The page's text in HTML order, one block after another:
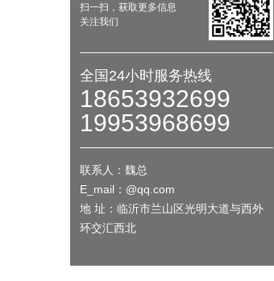
扫一扫，获取更多信息
关注我们
全国24小时服务热线
18653932699
19953968699
联系人：魏总
E_mail：@qq.com
地 址：临沂市兰山区光明大道与西外
环交汇西北